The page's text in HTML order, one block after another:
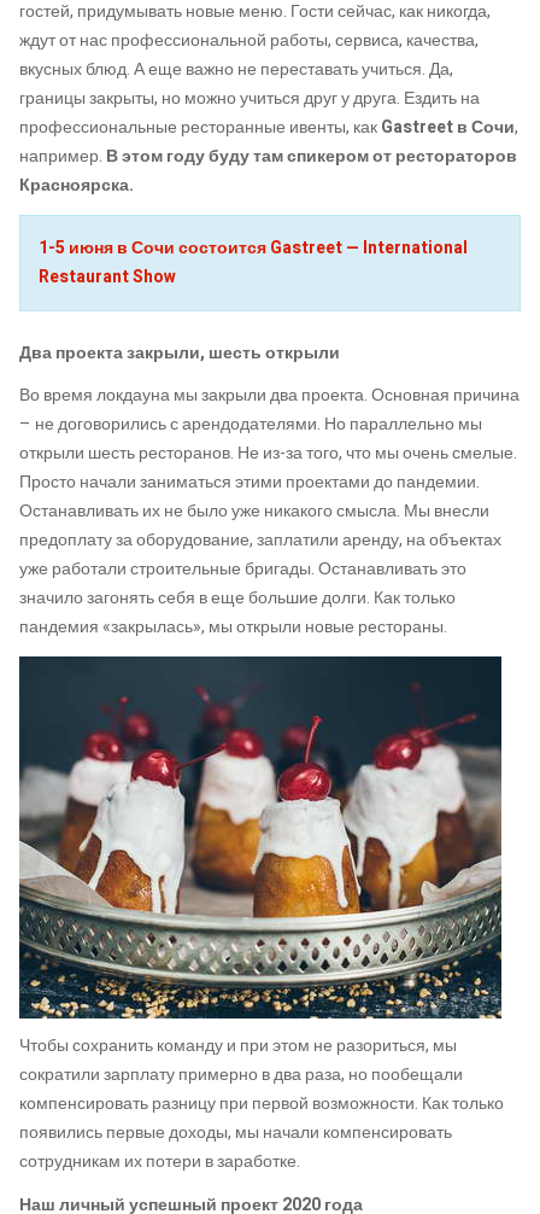
гостей, придумывать новые меню. Гости сейчас, как никогда,
ждут от нас профессиональной работы, сервиса, качества,
вкусных блюд. А еще важно не переставать учиться. Да,
границы закрыты, но можно учиться друг у друга. Ездить на
профессиональные ресторанные ивенты, какGastreet в Сочи,
например. В этом году буду там спикером от рестораторов
Красноярска.
1-5 июня в Сочи состоится Gastreet — International
Restaurant Show
Два проекта закрыли, шесть открыли
Во время локдауна мы закрыли два проекта. Основная причина
– не договорились с арендодателями. Но параллельно мы
открыли шесть ресторанов. Не из-за того, что мы очень смелые.
Просто начали заниматься этими проектами до пандемии.
Останавливать их не было уже никакого смысла. Мы внесли
предоплату за оборудование, заплатили аренду, на объектах
уже работали строительные бригады. Останавливать это
значило загонять себя в еще большие долги. Как только
пандемия «закрылась», мы открыли новые рестораны.
Чтобы сохранить команду и при этом не разориться, мы
сократили зарплату примерно в два раза, но пообещали
компенсировать разницу при первой возможности. Как только
появились первые доходы, мы начали компенсировать
сотрудникам их потери в заработке.
Наш личный успешный проект 2020 года